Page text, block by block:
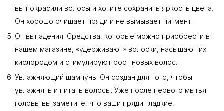
вы покрасили волосы и хотите сохранить яркость цвета.
Он хорошо очищает пряди и не вымывает пигмент.
От выпадения. Средства, которые можно приобрести в
нашем магазине, «удерживают» волоски, насыщают их
кислородом и стимулируют рост новых волос.
Увлажняющий шампунь. Он создан для того, чтобы
увлажнять и питать волосы. Уже после первого мытья
головы вы заметите, что ваши пряди гладкие,